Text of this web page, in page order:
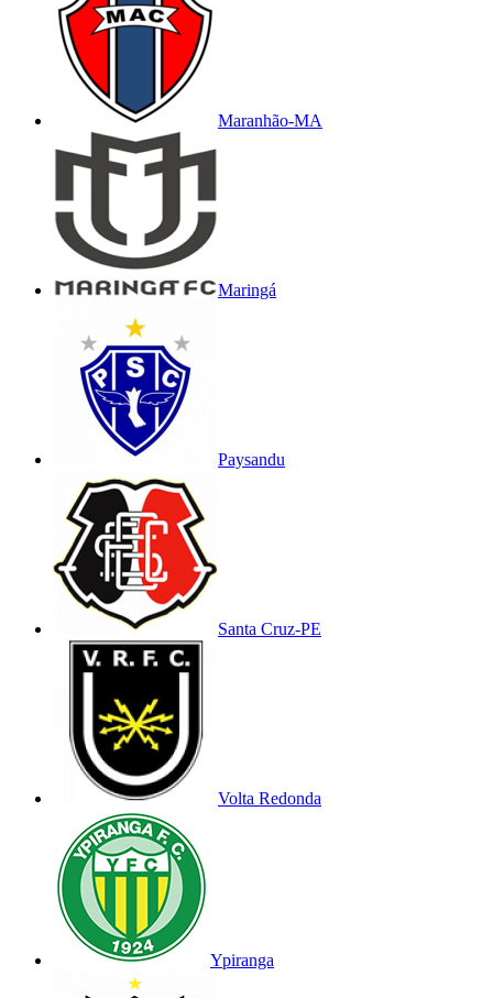
Maranhão-MA
Maringá
Paysandu
Santa Cruz-PE
Volta Redonda
Ypiranga